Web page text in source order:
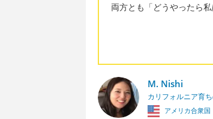
両方とも「どうやったら
M. Nishi
カリフォルニア育
アメリカ合衆国